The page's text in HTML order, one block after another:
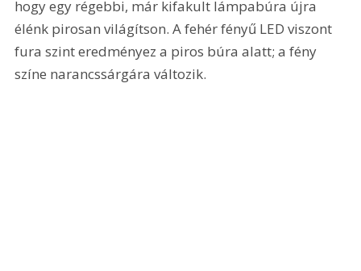
hogy egy régebbi, már kifakult lámpabúra újra
élénk pirosan világítson. A fehér fényű LED viszont
fura szint eredményez a piros búra alatt; a fény
színe narancssárgára változik.